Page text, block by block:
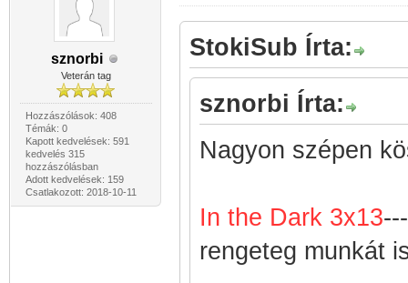
sznorbi
Veterán tag
Hozzászólások: 408
Témák: 0
Kapott kedvelések: 591
kedvelés 315
hozzászólásban
Adott kedvelések: 159
Csatlakozott: 2018-10-11
StokiSub Írta:
sznorbi Írta:
Nagyon szépen
In the Dark 3x13
rengeteg munkát